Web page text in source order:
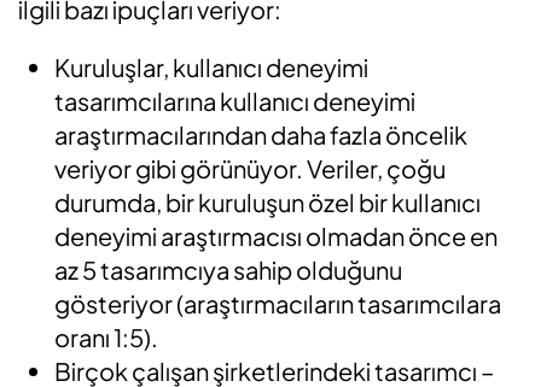
ilgili bazı ipuçları veriyor:
Kuruluşlar, kullanıcı deneyimi
tasarımcılarına kullanıcı deneyimi
araştırmacılarından daha fazla öncelik
veriyor gibi görünüyor. Veriler, çoğu
durumda, bir kuruluşun özel bir kullanıcı
deneyimi araştırmacısı olmadan önce en
az 5 tasarımcıya sahip olduğunu
gösteriyor (araştırmacıların tasarımcılara
oranı 1:5).
Birçok çalışan şirketlerindeki tasarımcı –